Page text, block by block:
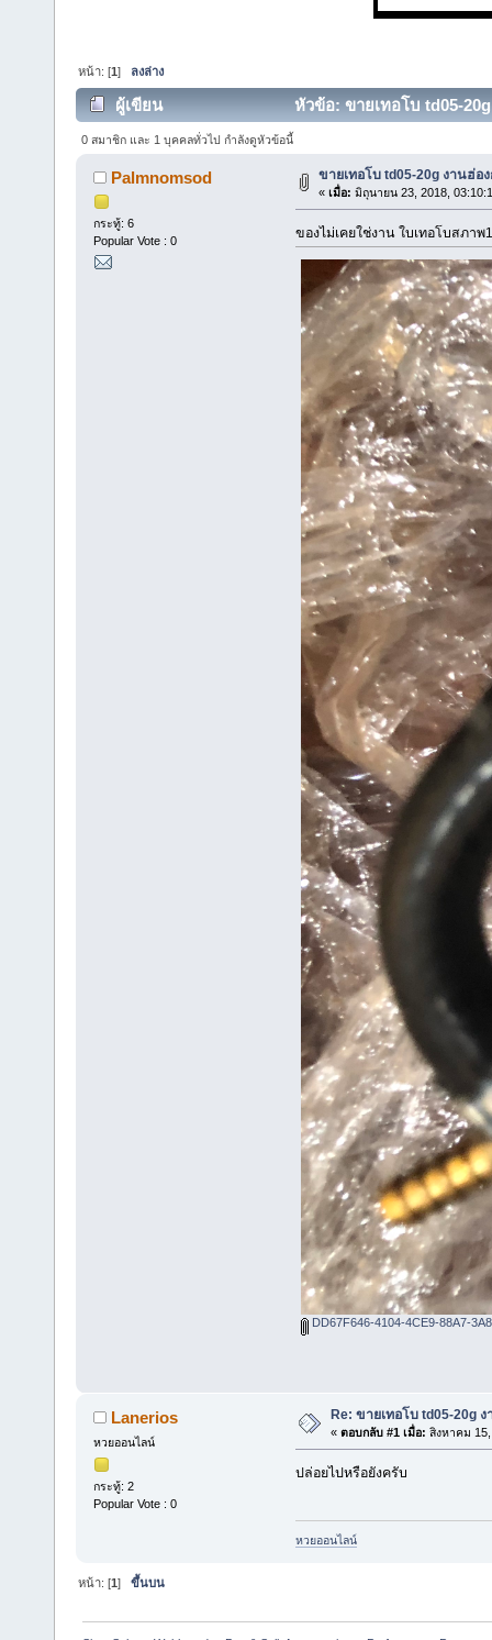
หน้า: [1] ลงล่าง
ผู้เขียน หัวข้อ: ขายเทอโบ td05-
0 สมาชิก และ 1 บุคคลทั่วไป กำลังดูหัวข้อนี้
Palmnomsod
กระทู้: 6
Popular Vote : 0
ขายเทอโบ td05-20g งานฮ่อง
« เมื่อ: มิถุนายน 23, 2018,
ของไม่เคยใช่งาน ใบเทอโบสภา
DD67F646-4104-4CE9-88A7-
Lanerios
หวยออนไลน์
กระทู้: 2
Popular Vote : 0
Re: ขายเทอโบ td05-20g ง
« ตอบกลับ #1 เมื่อ: สิงหาคม
ปล่อยไปหรือยังครับ
หวยออนไลน์
หน้า: [1]ขึ้นบน